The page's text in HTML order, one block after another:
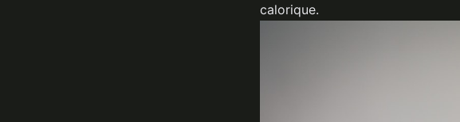
calorique.